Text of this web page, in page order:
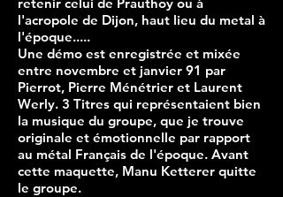
l'acropole de Dijon, haut lieu du metal à
l'époque.....
Une démo est enregistrée et mixée
entre novembre et janvier 91 par
Pierrot, Pierre Ménétrier et Laurent
Werly. 3 Titres qui représentaient bien
la musique du groupe, que je trouve
originale et émotionnelle par rapport
au métal Français de l'époque. Avant
cette maquette, Manu Ketterer quitte
le groupe.